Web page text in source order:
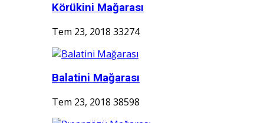
Körükini Mağarası
Tem 23, 2018 33274
Balatini Mağarası
Tem 23, 2018 38598